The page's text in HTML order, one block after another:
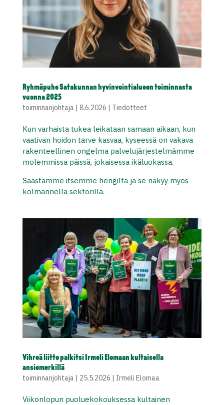
Ryhmäpuhe Satakunnan hyvinvointialueen toiminnasta
vuonna 2025
toiminnanjohtaja| 8.6.2026 Tiedotteet
Kun varhaista tukea leikataan samaan aikaan, kun
vaativan hoidon tarve kasvaa, kyseessä on vakava
rakenteellinen ongelma palvelujärjestelmämme
molemmissa päissä, jokaisessa ikäluokassa.
Säästämme itsemme hengiltä ja se näkyy myös
kolmannella sektorilla.
Vihreä liitto palkitsi Irmeli Elomaan kultaisella
ansiomerkillä
toiminnanjohtaja| 25.5.2026 Irmeli Elomaa
Viikonlopun puoluekokouksessa kultainen